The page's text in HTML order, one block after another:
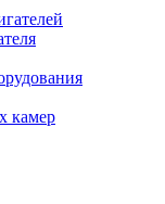
камер